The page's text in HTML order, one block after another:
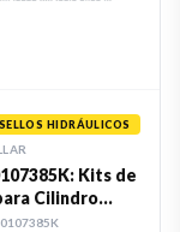
HIDRÁULICOS
Kits de
Cilindro
Premium